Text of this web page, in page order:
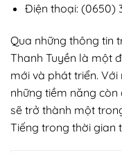
Điện thoại: (0650)
Qua những thông tin
Thanh Tuyền là một
mới và phát triển.
những tiềm năng còn
sẽ trở thành một
Tiếng trong thời gian